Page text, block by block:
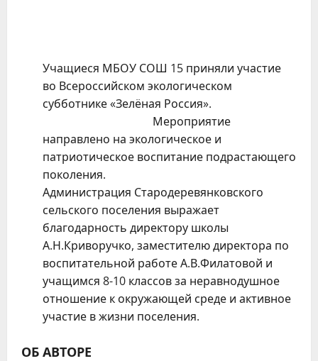
Учащиеся МБОУ СОШ 15 приняли участие
во Всероссийском экологическом
субботнике «Зелёная Россия».
Мероприятие
направлено на экологическое и
патриотическое воспитание подрастающего
поколения.
Администрация Стародеревянковского
сельского поселения выражает
благодарность директору школы
А.Н.Криворучко, заместителю директора по
воспитательной работе А.В.Филатовой и
учащимся 8-10 классов за неравнодушное
отношение к окружающей среде и активное
участие в жизни поселения.
ОБ АВТОРЕ